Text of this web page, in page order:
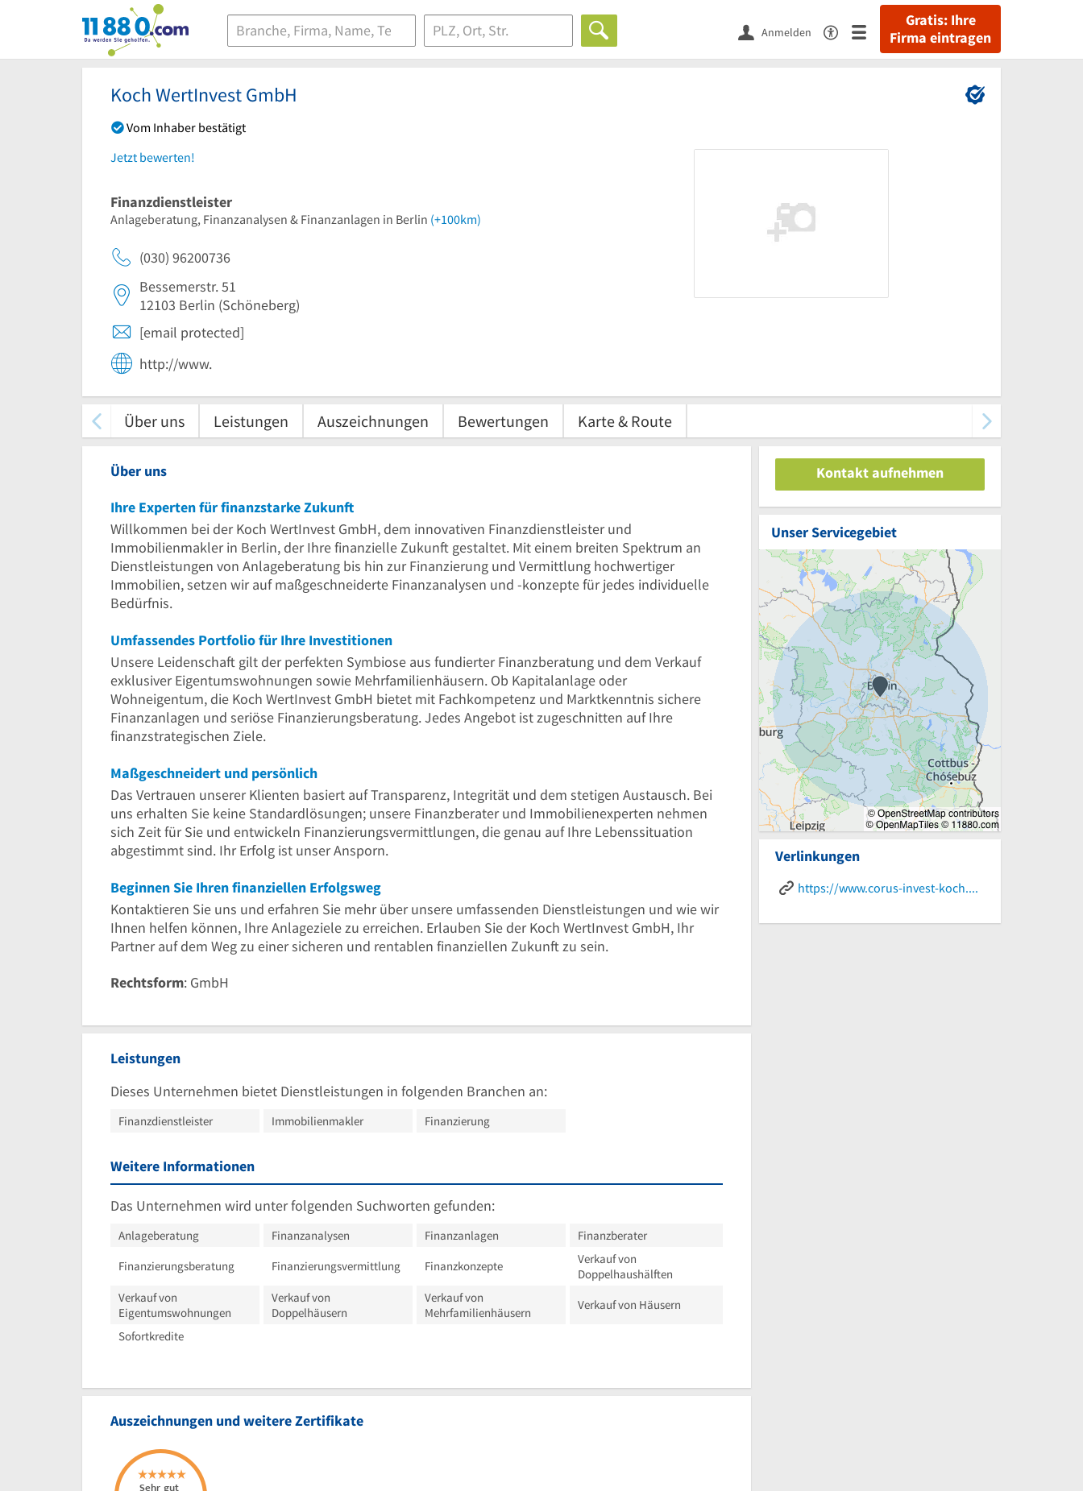
11880.com
Gratis: Ihre
Firma eintragen
Anmelden
Koch WertInvest GmbH
Vom Inhaber bestätigt
Jetzt bewerten!
Finanzdienstleister
Anlageberatung, Finanzanalysen & Finanzanlagen in Berlin (+100km)
(030) 96200736
Bessemerstr. 51
12103 Berlin (Schöneberg)
[email protected]
http://www.
Über uns Leistungen Auszeichnungen Bewertungen Karte & Route
Über uns
Ihre Experten für finanzstarke Zukunft
Willkommen bei der Koch WertInvest GmbH, dem innovativen Finanzdienstleister und
Immobilienmakler in Berlin, der Ihre finanzielle Zukunft gestaltet. Mit einem breiten Spektrum an
Dienstleistungen von Anlageberatung bis hin zur Finanzierung und Vermittlung hochwertiger
Immobilien, setzen wir auf maßgeschneiderte Finanzanalysen und -konzepte für jedes individuelle
Bedürfnis.
Umfassendes Portfolio für Ihre Investitionen
Unsere Leidenschaft gilt der perfekten Symbiose aus fundierter Finanzberatung und dem Verkauf
exklusiver Eigentumswohnungen sowie Mehrfamilienhäusern. Ob Kapitalanlage oder
Wohneigentum, die Koch WertInvest GmbH bietet mit Fachkompetenz und Marktkenntnis sichere
Finanzanlagen und seriöse Finanzierungsberatung. Jedes Angebot ist zugeschnitten auf Ihre
finanzstrategischen Ziele.
Maßgeschneidert und persönlich
Das Vertrauen unserer Klienten basiert auf Transparenz, Integrität und dem stetigen Austausch. Bei
uns erhalten Sie keine Standardlösungen; unsere Finanzberater und Immobilienexperten nehmen
sich Zeit für Sie und entwickeln Finanzierungsvermittlungen, die genau auf Ihre Lebenssituation
abgestimmt sind. Ihr Erfolg ist unser Ansporn.
Beginnen Sie Ihren finanziellen Erfolgsweg
Kontaktieren Sie uns und erfahren Sie mehr über unsere umfassenden Dienstleistungen und wie wir
Ihnen helfen können, Ihre Anlageziele zu erreichen. Erlauben Sie der Koch WertInvest GmbH, Ihr
Partner auf dem Weg zu einer sicheren und rentablen finanziellen Zukunft zu sein.
Rechtsform: GmbH
Leistungen
Dieses Unternehmen bietet Dienstleistungen in folgenden Branchen an:
Finanzdienstleister Immobilienmakler Finanzierung
Weitere Informationen
Das Unternehmen wird unter folgenden Suchworten gefunden:
Anlageberatung Finanzanalysen Finanzanlagen Finanzberater
Finanzierungsberatung Finanzierungsvermittlung Finanzkonzepte
Verkauf von
Doppelhaushälften
Verkauf von
Eigentumswohnungen
Verkauf von
Doppelhäusern
Verkauf von
Mehrfamilienhäusern
Verkauf von Häusern
Sofortkredite
Auszeichnungen und weitere Zertifikate
Kontakt aufnehmen
Unser Servicegebiet
Verlinkungen
https://www.corus-invest-koch.de/